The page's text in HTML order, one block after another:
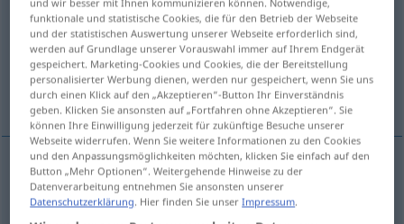
Übersicht aller Übersetzungen
(Für mehr Details die Übersetzung anklicken/antippen)
smučíšče
smučíšče Skipiste
funktionale und statistische Cookies, die für den Betrieb der Webseite
und der statistischen Auswertung unserer Webseite erforderlich sind,
werden auf Grundlage unserer Vorauswahl immer auf Ihrem Endgerät
gespeichert. Marketing-Cookies und Cookies, die der Bereitstellung
personalisierter Werbung dienen, werden nur gespeichert, wenn Sie uns
durch einen Klick auf den „Akzeptieren“-Button Ihr Einverständnis
geben. Klicken Sie ansonsten auf „Fortfahren ohne Akzeptieren“. Sie
können Ihre Einwilligung jederzeit für zukünftige Besuche unserer
Webseite widerrufen. Wenn Sie weitere Informationen zu den Cookies
und den Anpassungsmöglichkeiten möchten, klicken Sie einfach auf den
Button „Mehr Optionen“. Weitergehende Hinweise zu der
Datenverarbeitung entnehmen Sie ansonsten unserer
Datenschutzerklärung . Hier finden Sie unserImpressum